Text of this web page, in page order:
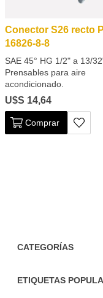
Conector S26 recto
16826-8-8
SAE 45° HG 1/2" a 13/
Prensables para aire
acondicionado.
U$S 14,64
Comprar
CATEGORÍAS
ETIQUETAS